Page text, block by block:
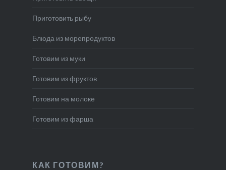
Приготовить рыбу
Блюда из морепродуктов
Готовим из муки
Готовим из фруктов
Готовим на молоке
Готовим из фарша
КАК ГОТОВИМ?